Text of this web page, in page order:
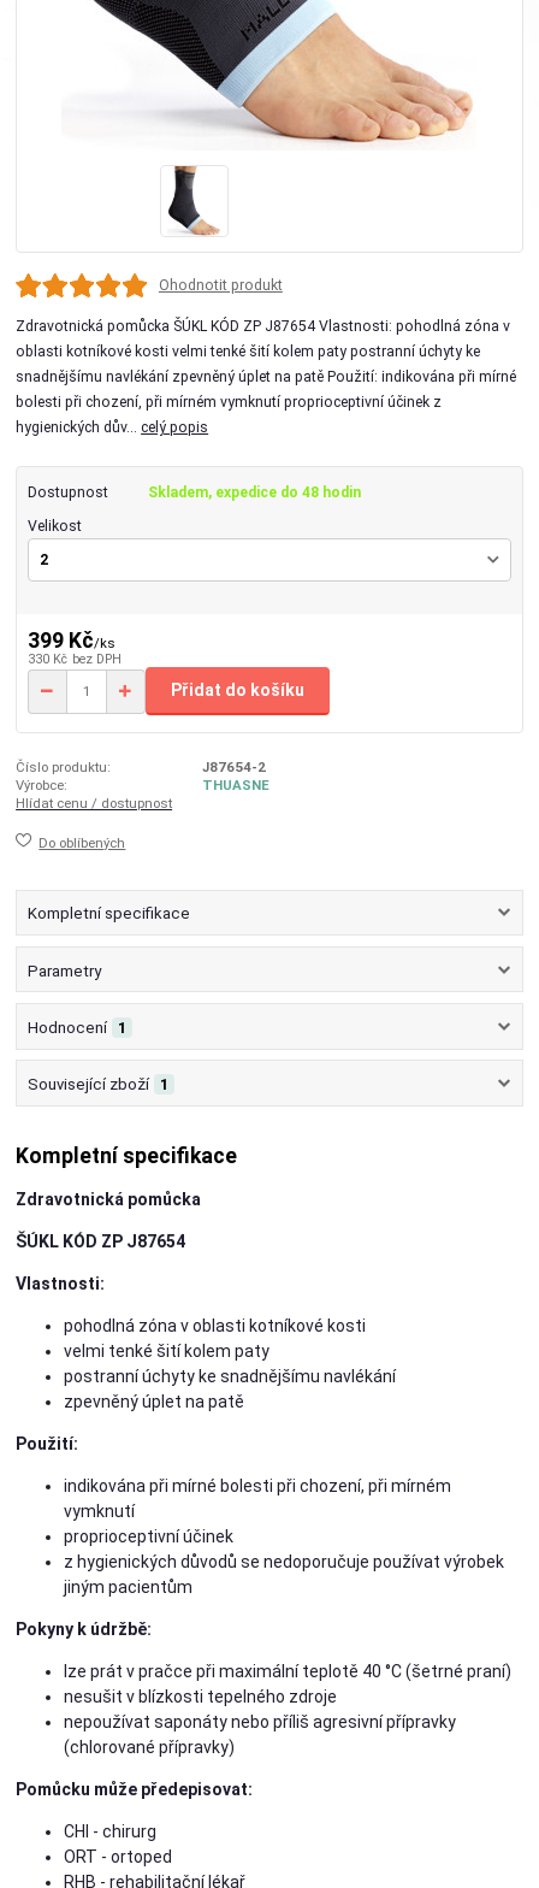
Ohodnotit produkt
Zdravotnická pomůcka ŠÚKL KÓD ZP J87654 Vlastnosti: pohodlná zóna v
oblasti kotníkové kosti velmi tenké šití kolem paty postranní úchyty ke
snadnějšímu navlékání zpevněný úplet na patě Použití: indikována při mírné
bolesti při chození, při mírném vymknutí proprioceptivní účinek z
hygienických dův...celý popis
Dostupnost Skladem, expedice do 48 hodin
Velikost
399 Kč/ks
330 Kč bez DPH
Přidat do košíku
Číslo produktu:
J87654-2
Výrobce:
THUASNE
Hlídat cenu / dostupnost
Do oblíbených
Kompletní specifikace
Parametry
Hodnocení 1
Související zboží 1
Kompletní specifikace
Zdravotnická pomůcka
ŠÚKL KÓD ZP J87654
Vlastnosti:
pohodlná zóna v oblasti kotníkové kosti
velmi tenké šití kolem paty
postranní úchyty ke snadnějšímu navlékání
zpevněný úplet na patě
Použití:
indikována při mírné bolesti při chození, při mírném
vymknutí
proprioceptivní účinek
z hygienických důvodů se nedoporučuje používat výrobek
jiným pacientům
Pokyny k údržbě:
lze prát v pračce při maximální teplotě 40 °C (šetrné praní)
nesušit v blízkosti tepelného zdroje
nepoužívat saponáty nebo příliš agresivní přípravky
(chlorované přípravky)
Pomůcku může předepisovat:
CHI - chirurg
ORT - ortoped
RHB - rehabilitační lékař